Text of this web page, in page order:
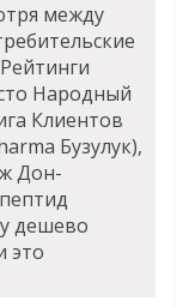
между
Народный
Клиентов
Бузулук),
Дон-
дешево
это